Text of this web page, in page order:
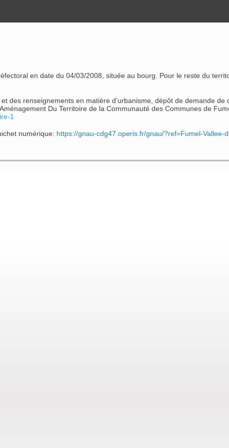
en date du 04/03/2008, située au bourg. Pour le reste du
des renseignements en matière d’urbanisme, dépôt de demande de
Du Territoire de la Communauté des Communes de
1
numérique: https://gnau-cdg47.operis.fr/gnau/?ref=Fumel-Vallee-